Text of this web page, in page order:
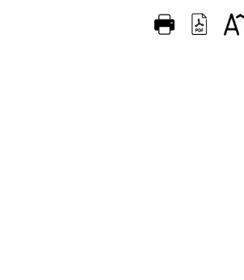
FRANÇAIS